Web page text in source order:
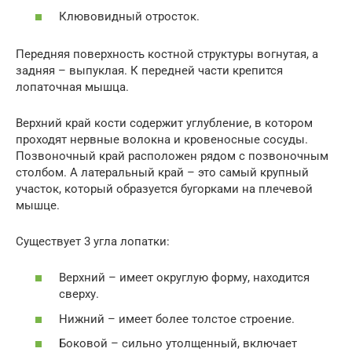
Клювовидный отросток.
Передняя поверхность костной структуры вогнутая, а
задняя – выпуклая. К передней части крепится
лопаточная мышца.
Верхний край кости содержит углубление, в котором
проходят нервные волокна и кровеносные сосуды.
Позвоночный край расположен рядом с позвоночным
столбом. А латеральный край – это самый крупный
участок, который образуется бугорками на плечевой
мышце.
Существует 3 угла лопатки:
Верхний – имеет округлую форму, находится
сверху.
Нижний – имеет более толстое строение.
Боковой – сильно утолщенный, включает